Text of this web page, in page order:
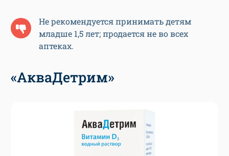
Не рекомендуется принимать детям
младше 1,5 лет; продается не во всех
аптеках.
«АкваДетрим»